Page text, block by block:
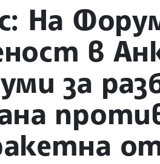
На
в
за